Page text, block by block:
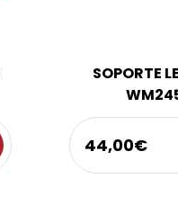
SOPORTE
44,00€